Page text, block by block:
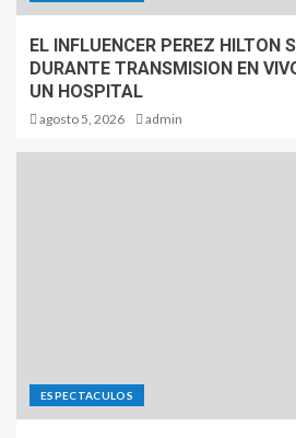
EL INFLUENCER PEREZ HILTON
DURANTE TRANSMISION EN
UN HOSPITAL
agosto 5, 2026 admin
ESPECTACULOS